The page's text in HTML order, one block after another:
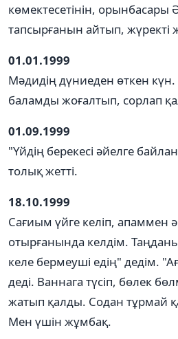
көмектесетінін, орынбасары
тапсырғанын айтып, жүректі
01.01.1999
Мәдидің дүниеден өткен
баламды жоғалтып, сорлап
01.09.1999
"Үйдің берекесі әйелге
толық жетті.
18.10.1999
Сағиым үйге келіп, апаммен
отырғанында келдім.
келе бермеуші едің" дедім.
деді. Ваннага түсіп, бөлек
жатып қалды. Содан тұрмай
Мен үшін жұмбақ.